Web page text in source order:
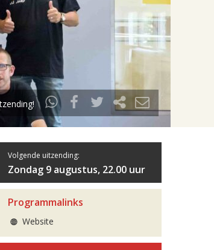
Volgende uitzending:
Zondag 9 augustus, 22.00 uur
Programmalinks
Website